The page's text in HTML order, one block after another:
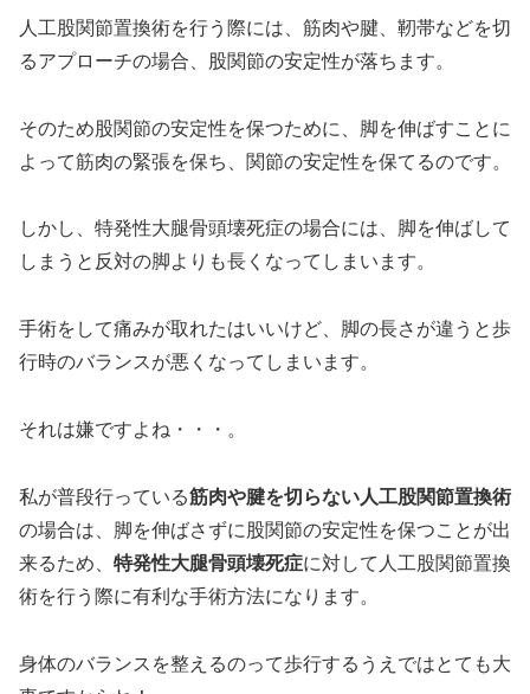
人工股関節置換術を行う際には、筋肉や腱、靭帯などを切
るアプローチの場合、股関節の安定性が落ちます。
そのため股関節の安定性を保つために、脚を伸ばすことに
よって筋肉の緊張を保ち、関節の安定性を保てるのです。
しかし、特発性大腿骨頭壊死症の場合には、脚を伸ばして
しまうと反対の脚よりも長くなってしまいます。
手術をして痛みが取れたはいいけど、脚の長さが違うと歩
行時のバランスが悪くなってしまいます。
それは嫌ですよね・・・。
私が普段行っている筋肉や腱を切らない人工股関節置換術
の場合は、脚を伸ばさずに股関節の安定性を保つことが出
来るため、 特発性大腿骨頭壊死症に対して人工股関節置換
術を行う際に有利な手術方法になります。
身体のバランスを整えるのって歩行するうえではとても大